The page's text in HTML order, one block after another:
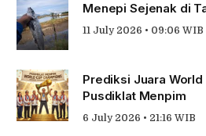
Menepi Sejenak di
11 July 2026 • 09:06 WIB
Prediksi Juara World
Pusdiklat Menpim
6 July 2026 • 21:16 WIB